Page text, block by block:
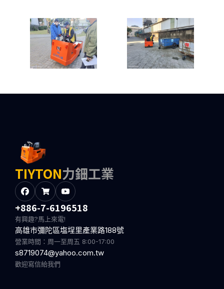
TIYTON力鈿工業
+886-7-6196518
有興趣?馬上來電!
高雄市彌陀區塩埕里產業路188號
營業時間：周一至周五 8:00-17:00
s8719074@yahoo.com.tw
歡迎寫信給我們